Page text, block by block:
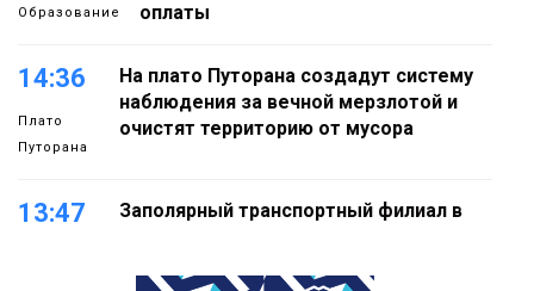
Образование
оплаты
14:36
Плато
Путорана
На плато Путорана создадут систему
наблюдения за вечной мерзлотой и
очистят территорию от мусора
13:47
Заполярный транспортный филиал в